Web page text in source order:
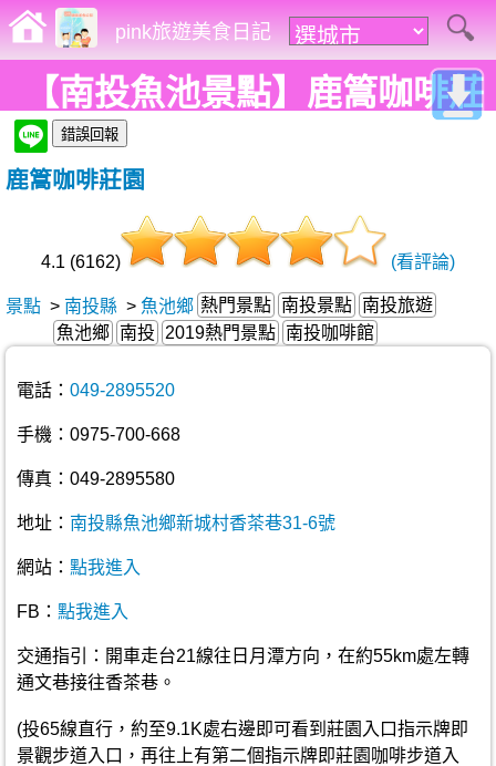
pink旅遊美食日記
【南投魚池景點】鹿篙咖啡莊
園。隱藏在茶園間的秘境，咖
啡、甜點、茶飲，舒壓氛圍讓
人沉浸!
鹿篙咖啡莊園
4.1 (6162) (看評論)
景點 > 南投縣 > 魚池鄉 熱門景點 南投景點 南投旅遊
魚池鄉 南投 2019熱門景點 南投咖啡館
電話： 049-2895520
手機：0975-700-668
傳真：049-2895580
地址： 南投縣魚池鄉新城村香茶巷31-6號
網站： 點我進入
FB： 點我進入
交通指引：開車走台21線往日月潭方向，在約55km處左轉
通文巷接往香茶巷。
(投65線直行，約至9.1K處右邊即可看到莊園入口指示牌即
景觀步道入口，再往上有第二個指示牌即莊園咖啡步道入